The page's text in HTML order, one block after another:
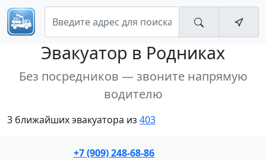
Эвакуатор в Родниках
Без посредников — звоните напрямую
водителю
3 ближайших эвакуатора из 403
+7 (909) 248-68-86